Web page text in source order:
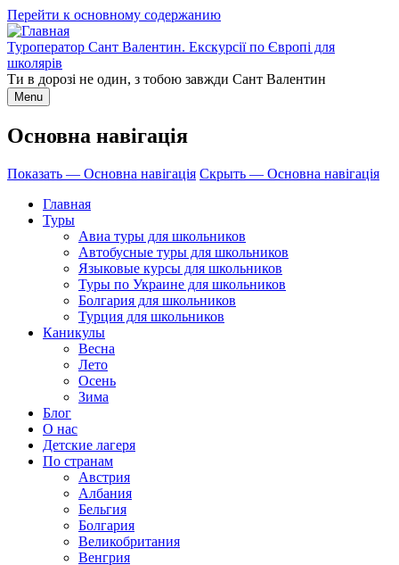
Перейти к основному содержанию
Туроператор Сант Валентин. Екскурсії по Європі для
школярів
Ти в дорозі не один, з тобою завжди Сант Валентин
Menu
Основна навігація
Показать — Основна навігація Скрыть — Основна навігація
Главная
Туры
Авиа туры для школьников
Автобусные туры для школьников
Языковые курсы для школьников
Туры по Украине для школьников
Болгария для школьников
Турция для школьников
Каникулы
Весна
Лето
Осень
Зима
Блог
О нас
Детские лагеря
По странам
Австрия
Албания
Бельгия
Болгария
Великобритания
Венгрия